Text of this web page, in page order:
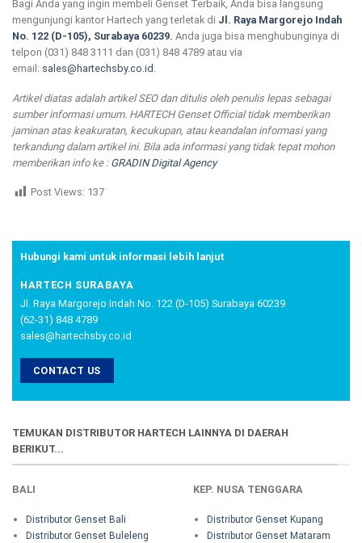
Bagi Anda yang ingin membeli Genset Terbaik, Anda bisa langsung
mengunjungi kantor Hartech yang terletak di Jl. Raya Margorejo Indah
No. 122 (D-105), Surabaya 60239. Anda juga bisa menghubunginya di
telpon (031) 848 3111 dan (031) 848 4789 atau via
email: sales@hartechsby.co.id
Artikel diatas adalah artikel SEO dan ditulis oleh penulis lepas sebagai
sumber informasi umum. HARTECH Genset Official tidak memberikan
jaminan atas keakuratan, kecukupan, atau keandalan informasi yang
terkandung dalam artikel ini. Bila ada informasi yang tidak tepat mohon
memberikan info ke : GRADIN Digital Agency
Post Views: 137
Hubungi kami untuk informasi lebih lanjut
HARTECH SURABAYA
Jl. Raya Margorejo Indah No. 122 (D-105) Surabaya 60239
(62-31) 848 4789
sales@hartechsby.co.id
CONTACT US
TEMUKAN DISTRIBUTOR HARTECH LAINNYA DI DAERAH
BERIKUT...
BALI
Distributor Genset Bali
Distributor Genset Buleleng
KEP. NUSA TENGGARA
Distributor Genset Kupang
Distributor Genset Mataram